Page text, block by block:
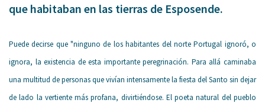
que habitaban en las tierras de Esposende.
Puede decirse que "ninguno de los habitantes del norte Portugal ignoró, o
ignora, la existencia de esta importante peregrinación. Para allá caminaba
una multitud de personas que vivían intensamente la fiesta del Santo sin dejar
de lado la vertiente más profana, divirtiéndose. El poeta natural del pueblo